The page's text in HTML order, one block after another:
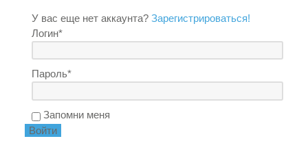
У вас еще нет аккаунта?Зарегистрироваться!
Логин*
Пароль*
Запомни меня